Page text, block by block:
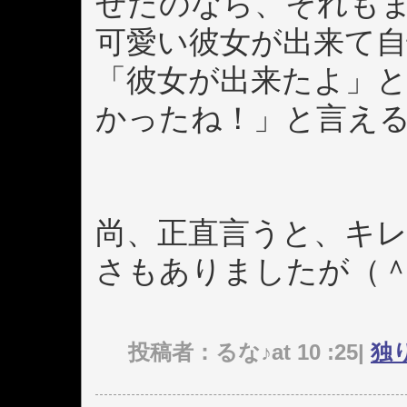
可愛い彼女が出来て
「彼女が出来たよ」
かったね！」と言え
尚、正直言うと、キ
さもありましたが（
投稿者：るな♪at 10 :25| 独